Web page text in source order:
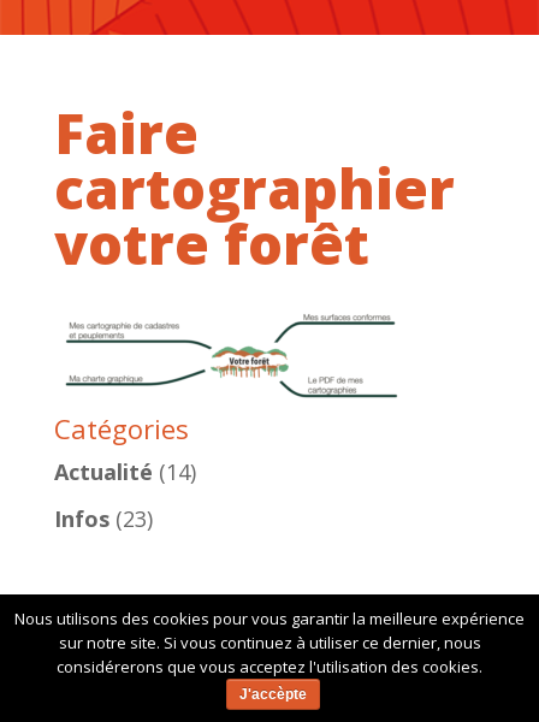
Faire
cartographier
votre forêt
Catégories
Actualité (14)
Infos(23)
Nous utilisons des cookies pour vous garantir la meilleure expérience
sur notre site. Si vous continuez à utiliser ce dernier, nous
considérerons que vous acceptez l'utilisation des cookies.
J'accèpte